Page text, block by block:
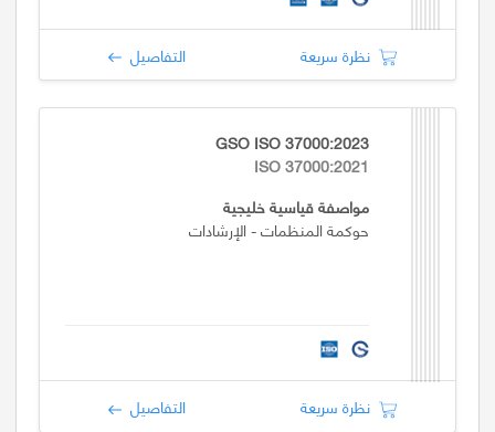
نظرة سريعة التفاصيل
GSO ISO 37000:2023
ISO 37000:2021
مواصفة قياسية خليجية
حوكمة المنظمات - الإرشادات
نظرة سريعة التفاصيل